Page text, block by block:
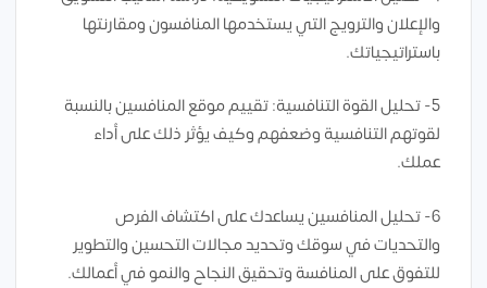
والإعلان والترويج التي يستخدمها المنافسون ومقارنتها
باستراتيجياتك.
5- تحليل القوة التنافسية: تقييم موقع المنافسين بالنسبة
لقوتهم التنافسية وضعفهم وكيف يؤثر ذلك على أداء
عملك.
6- تحليل المنافسين يساعدك على اكتشاف الفرص
والتحديات في سوقك وتحديد مجالات التحسين والتطوير
للتفوق على المنافسة وتحقيق النجاح والنمو في أعمالك.